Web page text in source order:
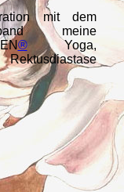
mit dem
meine
®Yoga,